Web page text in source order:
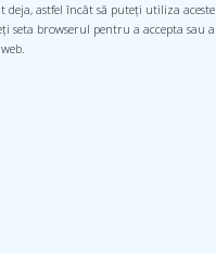
astfel încât să puteți utiliza aceste
seta browserul pentru a accepta sau a